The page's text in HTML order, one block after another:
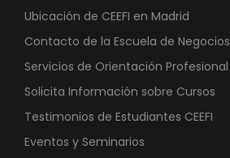
Ubicación de CEEFI en Madrid
Contacto de la Escuela de Negocios
Servicios de Orientación Profesional
Solicita Información sobre Cursos
Testimonios de Estudiantes CEEFI
Eventos y Seminarios